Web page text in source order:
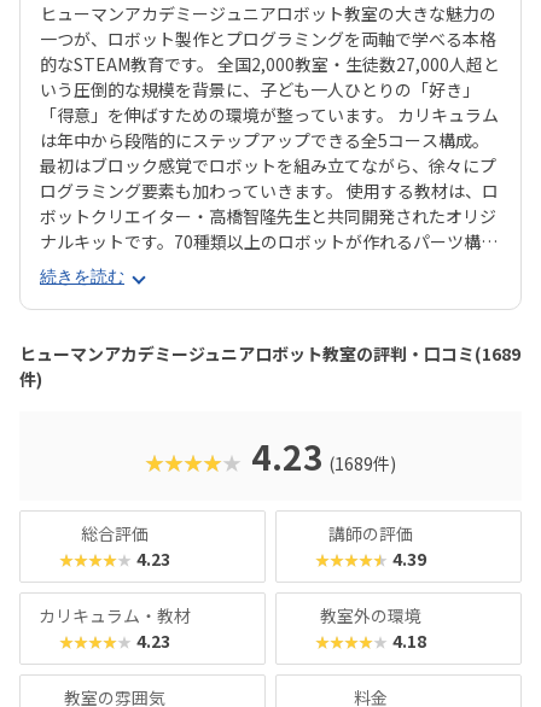
ヒューマンアカデミージュニアロボット教室の大きな魅力の
一つが、ロボット製作とプログラミングを両軸で学べる本格
的なSTEAM教育です。 全国2,000教室・生徒数27,000人超と
いう圧倒的な規模を背景に、子ども一人ひとりの「好き」
「得意」を伸ばすための環境が整っています。 カリキュラム
は年中から段階的にステップアップできる全5コース構成。
最初はブロック感覚でロボットを組み立てながら、徐々にプ
ログラミング要素も加わっていきます。 使用する教材は、ロ
ボットクリエイター・高橋智隆先生と共同開発されたオリジ
ナルキットです。70種類以上のロボットが作れるパーツ構成
で、飽きずに続けやすい点も特徴です。 月2回の90分授業で
は、ロボットを完成させる「基本製作」と、オリジナル改造
に挑戦する「応用実践」を繰り返す設計。子どもたちは毎
回、新しい達成感と成長を実感できる仕組みになっていま
す。 自ら考え、試行錯誤しながらロボットを動かす経験は、
創造力や論理的思考力を育むだけでなく、学ぶ楽しさそのも
続きを読む
ヒューマンアカデミージュニアロボット教室の評判・口コミ(1689
件)
★★★★★ 4.23 (1689件)
総合評価
★★★★★ 4.23
講師の評価
★★★★★ 4.39
カリキュラム・教材
★★★★★ 4.23
教室外の環境
★★★★★ 4.18
教室の雰囲気 料金